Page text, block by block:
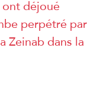
déjoué
perpétré par
Zeinab dans la